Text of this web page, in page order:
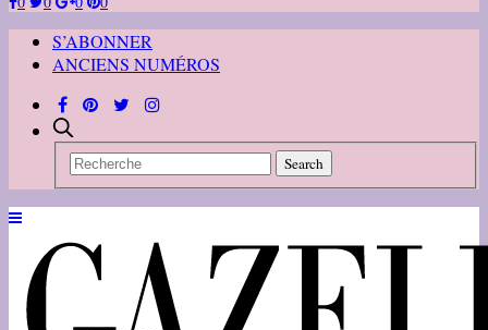
S’ABONNER
ANCIENS NUMÉROS